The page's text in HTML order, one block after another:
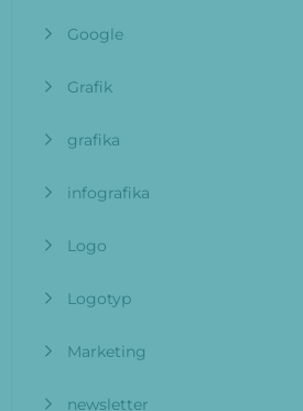
Google
Grafik
grafika
infografika
Logo
Logotyp
Marketing
newsletter